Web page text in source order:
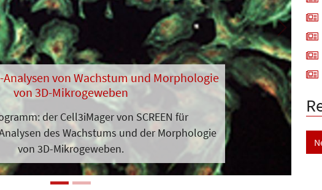
von Wachstum und Morphologie
von 3D-Mikrogeweben
der Cell3iMager von SCREEN für
des Wachstums und der Morpho­logie
von 3D-Mikrogeweben.
Next